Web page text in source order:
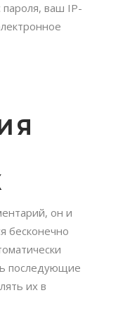
пароля, ваш IP-
он и
бесконечно
последующие
их в